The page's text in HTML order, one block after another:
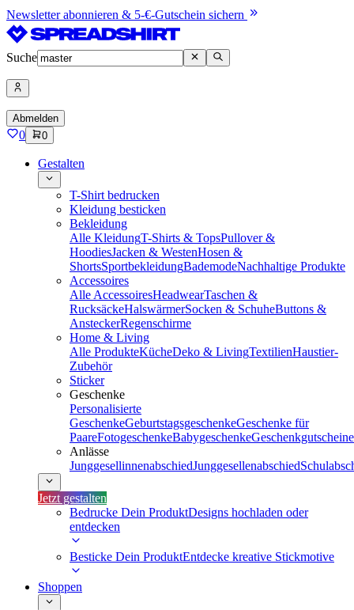
Newsletter abonnieren & 5-€-Gutschein sichern
Suche
Abmelden
0 0
Gestalten
T-Shirt bedrucken
Kleidung besticken
Bekleidung
Alle KleidungT-Shirts & TopsPullover &
HoodiesJacken & WestenHosen &
ShortsSportbekleidungBademodeNachhaltige Produkte
Accessoires
Alle AccessoiresHeadwearTaschen &
RucksäckeHalswärmerSocken & SchuheButtons &
AnsteckerRegenschirme
Home & Living
Alle ProdukteKücheDeko & LivingTextilienHaustier-
Zubehör
Sticker
Geschenke
Personalisierte
GeschenkeGeburtstagsgeschenkeGeschenke für
PaareFotogeschenkeBabygeschenkeGeschenkgutscheine
Anlässe
JunggesellinnenabschiedJunggesellenabschied
Jetzt gestalten
Bedrucke Dein ProduktDesigns hochladen oder
entdecken
Besticke Dein ProduktEntdecke kreative Stickmotive
Shoppen